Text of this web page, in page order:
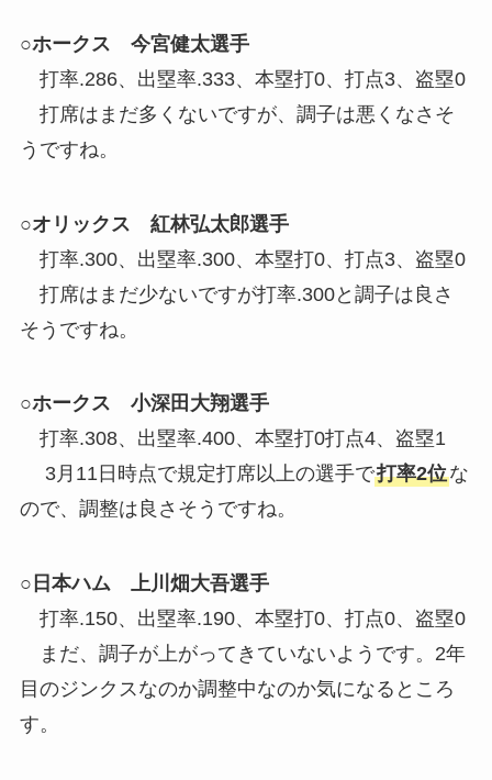
○ホークス 今宮健太選手
打率.286、出塁率.333、本塁打0、打点3、盗塁0
打席はまだ多くないですが、調子は悪くなさそ
うですね。
○オリックス 紅林弘太郎選手
打率.300、出塁率.300、本塁打0、打点3、盗塁0
打席はまだ少ないですが打率.300と調子は良さ
そうですね。
○ホークス 小深田大翔選手
打率.308、出塁率.400、本塁打0打点4、盗塁1
3月11日時点で規定打席以上の選手で打率2位な
ので、調整は良さそうですね。
○日本ハム 上川畑大吾選手
打率.150、出塁率.190、本塁打0、打点0、盗塁0
まだ、調子が上がってきていないようです。2年
目のジンクスなのか調整中なのか気になるところ
す。